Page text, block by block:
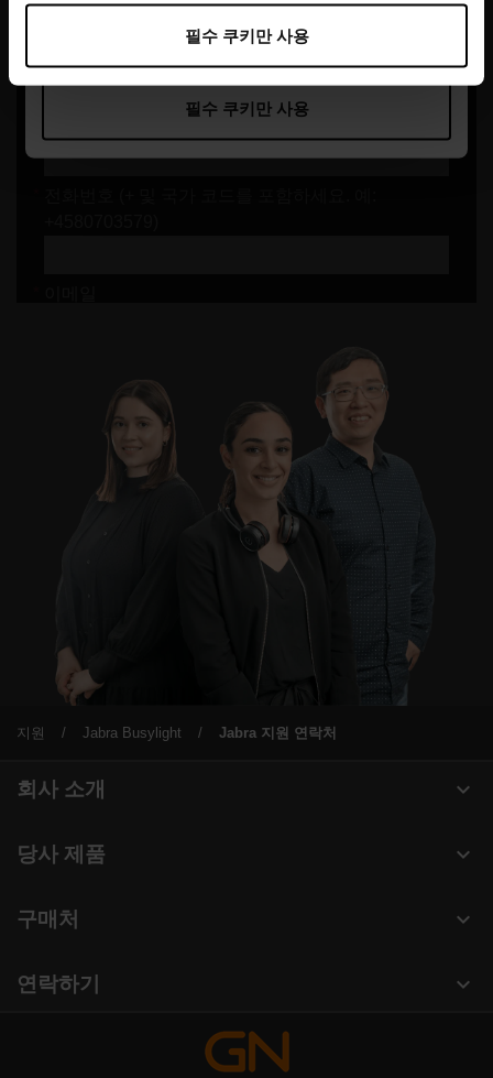
필수 쿠키만 사용
지원 Jabra Busylight Jabra 지원 연락처
expand_more
회사 소개
의 지속 가능성
새 소식 및 보도자료
expand_more
당사 제품
회의실 카메라
expand_more
구매처
expand_more
연락하기